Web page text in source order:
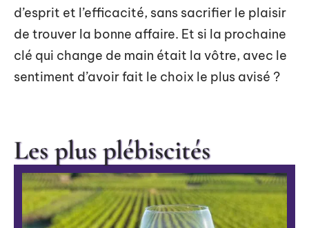
d’esprit et l’efficacité, sans sacrifier le plaisir
de trouver la bonne affaire. Et si la prochaine
clé qui change de main était la vôtre, avec le
sentiment d’avoir fait le choix le plus avisé ?
Les plus plébiscités